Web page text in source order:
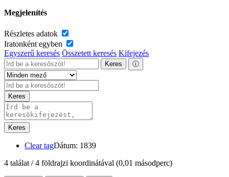
Megjelenítés
Részletes adatok
Iratonként egyben
Egyszerű keresés Összetett keresés Kifejezés
Keres ⓘ
Keres
Keres
Clear tagDátum: 1839
4 találat / 4 földrajzi koordinátával (0,01 másodperc)